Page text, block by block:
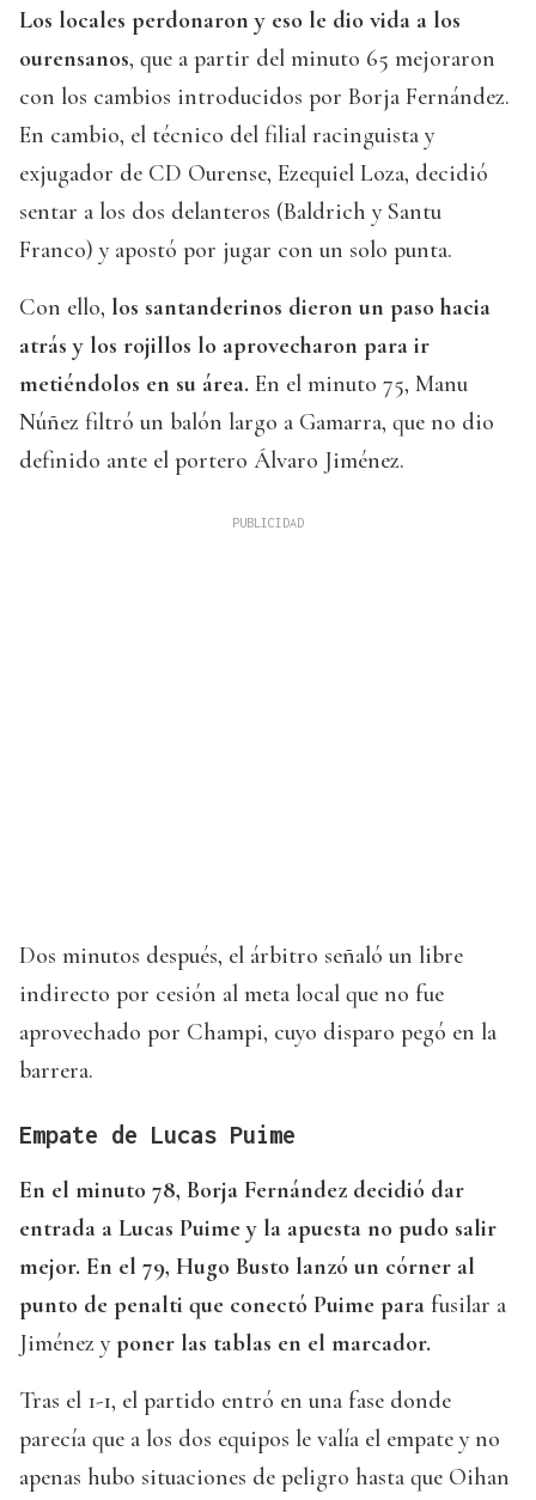
Los locales perdonaron y eso le dio vida a los
ourensanos, que a partir del minuto 65 mejoraron
con los cambios introducidos por Borja Fernández.
En cambio, el técnico del filial racinguista y
exjugador de CD Ourense, Ezequiel Loza, decidió
sentar a los dos delanteros (Baldrich y Santu
Franco) y apostó por jugar con un solo punta.
Con ello, los santanderinos dieron un paso hacia
atrás y los rojillos lo aprovecharon para ir
metiéndolos en su área. En el minuto 75, Manu
Núñez filtró un balón largo a Gamarra, que no dio
definido ante el portero Álvaro Jiménez.
Dos minutos después, el árbitro señaló un libre
indirecto por cesión al meta local que no fue
aprovechado por Champi, cuyo disparo pegó en la
barrera.
Empate de Lucas Puime
En el minuto 78, Borja Fernández decidió dar
entrada a Lucas Puime y la apuesta no pudo salir
mejor. En el 79, Hugo Busto lanzó un córner al
punto de penalti que conectó Puime para fusilar a
Jiménez yponer las tablas en el marcador.
Tras el 1-1, el partido entró en una fase donde
parecía que a los dos equipos le valía el empate y no
apenas hubo situaciones de peligro hasta que Oihan